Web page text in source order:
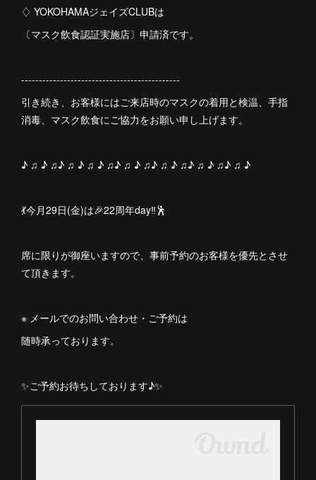
♢ YOKOHAMAジェイズCLUBは
〔マスク飲食認証実施店〕申請済です。
---------------------------------------------
引き続き、お客様にはご来店時のマスクの着用と検温、手指
消毒、マスク飲食にご協力をお願い申し上げます。
♪ ♫ ♪ ♫♪ ♫ ♪ ♫ ♪ ♫♪ ♫ ♪ ♫♪ ♫ ♪ ♫♪ ♫ ♪ ♫♪ ♫ ♪
💃今月29日(金)は🎉22周年day‼︎🕺
席に限りが御座いますので、事前予約のお客様を優先とさせ
て頂きます。
※ メールでのお問い合わせ・ご予約は
随時承っております。
✨ご予約お待ちしております♪✨